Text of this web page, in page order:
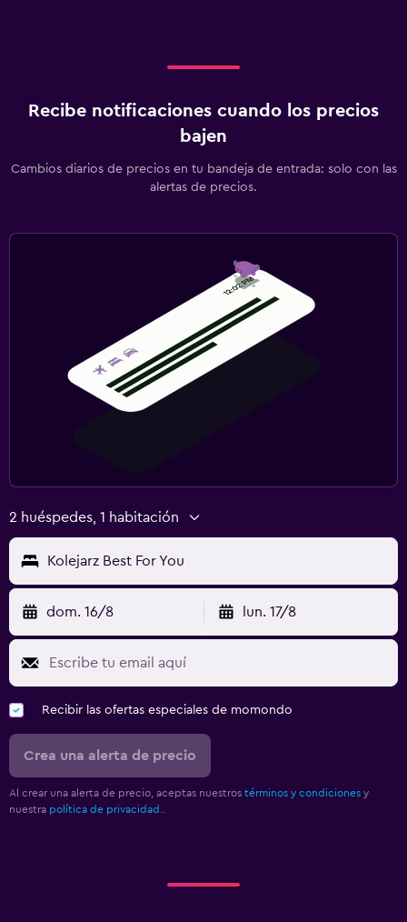
Recibe notificaciones cuando los precios
bajen
Cambios diarios de precios en tu bandeja de entrada: solo con las
alertas de precios.
2 huéspedes, 1 habitación
Kolejarz Best For You
dom. 16/8 lun. 17/8
Recibir las ofertas especiales de momondo
Crea una alerta de precio
Al crear una alerta de precio, aceptas nuestros términos y condiciones y
nuestra política de privacidad.